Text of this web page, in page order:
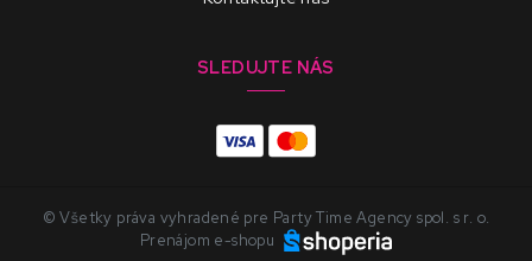
SLEDUJTE NÁS
© Všetky práva vyhradené pre Party Time Agency spol. s r. o.
Prenájom e-shopu